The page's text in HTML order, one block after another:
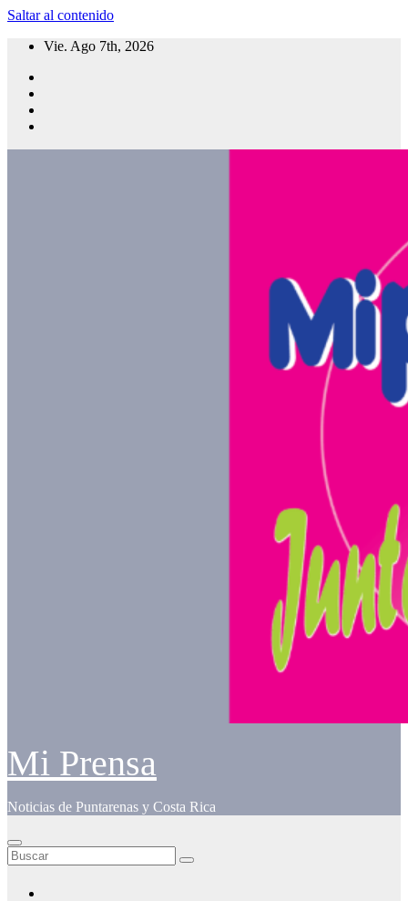
Saltar al contenido
Vie. Ago 7th, 2026
Mi Prensa
Noticias de Puntarenas y Costa Rica